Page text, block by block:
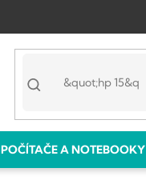
POČÍTAČE A NOTEBOOKY